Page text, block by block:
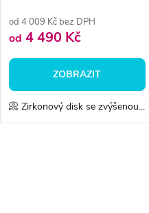
od 4 009 Kč bez DPH
od 4 490 Kč
ZOBRAZIT
📀 Zirkonový disk se zvýšenou...